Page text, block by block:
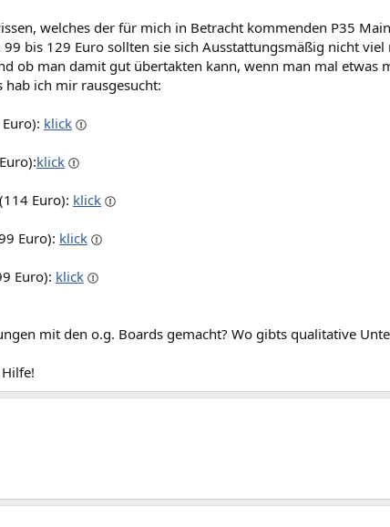
welches der für mich in Betracht kommenden P35
99 bis 129 Euro sollten sie sich Ausstattungsmäßig nicht
ob man damit gut übertakten kann, wenn man mal etwas
hab ich mir rausgesucht:
klick
klick
Euro): klick
Euro): klick
Euro): klick
mit den o.g. Boards gemacht? Wo gibts qualitative